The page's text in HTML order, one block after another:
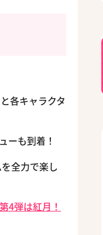
各キャラクタ
ーも到着！
全力で楽し
4弾は紅月！